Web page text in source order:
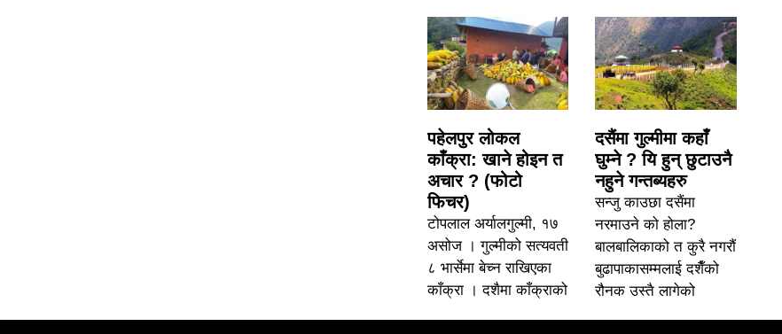
पहेलपुर लोकल
काँक्रा: खाने होइन त
अचार ? (फोटो
फिचर)
टोपलाल अर्यालगुल्मी, १७
असोज । गुल्मीको सत्यवती
८ भार्सेमा बेच्न राखिएका
काँक्रा । दशैमा काँक्राको
दसैंमा गुल्मीमा कहाँ
घुम्ने ? यि हुन् छुटाउनै
नहुने गन्तब्यहरु
सन्जु काउछा दसैंमा
नरमाउने को होला?
बालबालिकाको त कुरै नगरौं
बुढापाकासम्मलाई दशैँको
रौनक उस्तै लागेको